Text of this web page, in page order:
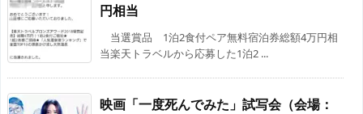
円相当
当選賞品 1泊2食付ペア無料宿泊券総額4万円相
当楽天トラベルから応募した1泊2 ...
映画「一度死んでみた」試写会（会場：